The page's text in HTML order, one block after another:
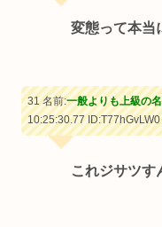
変態って本当
31 名前:一般よりも上級の
10:25:30.77ID:T77hGvLW0
これジサツす